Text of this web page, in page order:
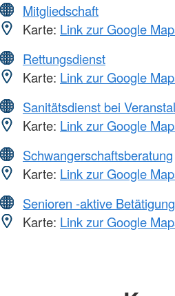
Mitgliedschaft
Karte: Link zur Google
Rettungsdienst
Karte: Link zur Google
Sanitätsdienst bei
Karte: Link zur Google
Schwangerschaftsberatung
Karte: Link zur Google
Senioren -aktive
Karte: Link zur Google